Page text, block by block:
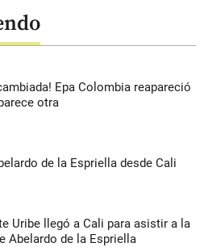
Epa Colombia reapareció
otra
de la Espriella desde Cali
Uribe llegó a Cali para asistir a la
Abelardo de la Espriella